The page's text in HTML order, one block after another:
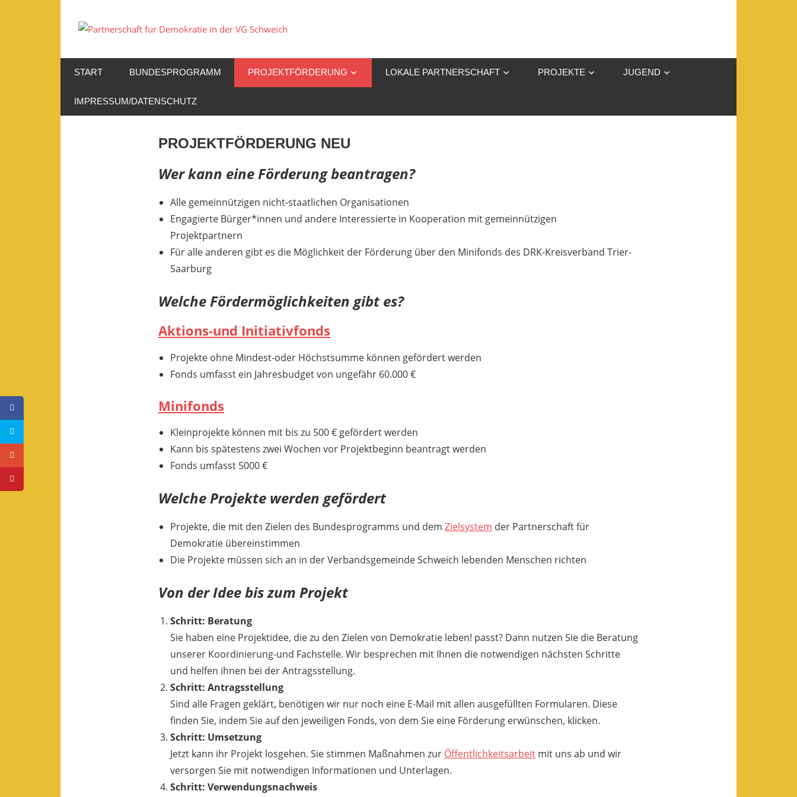
Inhalt
für
Demokratie
in
der
START BUNDESPROGRAMM PROJEKTFÖRDERUNG LOKALE PARTNERSCHAFT PROJEKTE JUGEND
IMPRESSUM/DATENSCHUTZ
PROJEKTFÖRDERUNG NEU
Wer kann eine Förderung beantragen?
Alle gemeinnützigen nicht-staatlichen Organisationen
Engagierte Bürger*innen und andere Interessierte in Kooperation mit gemeinnützigen
Projektpartnern
Für alle anderen gibt es die Möglichkeit der Förderung über den Minifonds des DRK-Kreisverband Trier-
Saarburg
Welche Fördermöglichkeiten gibt es?
Aktions-und Initiativfonds
Projekte ohne Mindest-oder Höchstsumme können gefördert werden
Fonds umfasst ein Jahresbudget von ungefähr 60.000 €
Minifonds
Kleinprojekte können mit bis zu 500 € gefördert werden
Kann bis spätestens zwei Wochen vor Projektbeginn beantragt werden
Fonds umfasst 5000 €
Welche Projekte werden gefördert
Projekte, die mit den Zielen des Bundesprogramms und dem Zielsystem der Partnerschaft für
Demokratie übereinstimmen
Die Projekte müssen sich an in der Verbandsgemeinde Schweich lebenden Menschen richten
Von der Idee bis zum Projekt
Schritt: Beratung
Sie haben eine Projektidee, die zu den Zielen von Demokratie leben! passt? Dann nutzen Sie die Beratung
unserer Koordinierung-und Fachstelle. Wir besprechen mit Ihnen die notwendigen nächsten Schritte
und helfen ihnen bei der Antragsstellung.
Schritt: Antragsstellung
Sind alle Fragen geklärt, benötigen wir nur noch eine E-Mail mit allen ausgefüllten Formularen. Diese
finden Sie, indem Sie auf den jeweiligen Fonds, von dem Sie eine Förderung erwünschen, klicken.
Schritt: Umsetzung
Jetzt kann ihr Projekt losgehen. Sie stimmen Maßnahmen zur Öffentlichkeitsarbeit mit uns ab und wir
versorgen Sie mit notwendigen Informationen und Unterlagen.
Schritt: Verwendungsnachweis